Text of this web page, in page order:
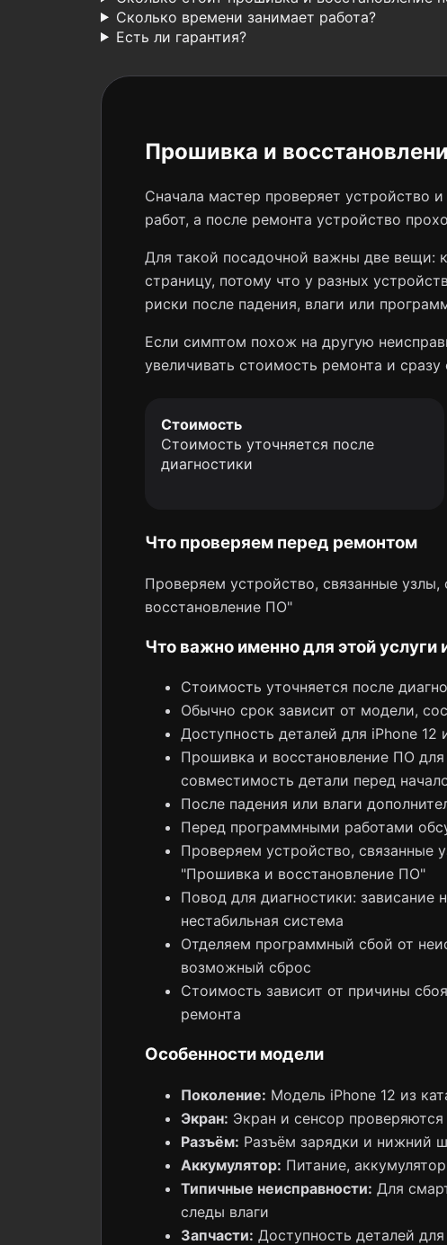
Сколько времени занимает работа?
Есть ли гарантия?
Прошивка и
Сначала мастер проверяет устройство
работ, а после ремонта устройство
Для такой посадочной важны две вещи:
страницу, потому что у разных
риски после падения, влаги или
Если симптом похож на другую
увеличивать стоимость ремонта и
Стоимость
Стоимость уточняется после
диагностики
Что проверяем перед ремонтом
Проверяем устройство, связанные
восстановление ПО"
Что важно именно для этой услуги
Стоимость уточняется после
Обычно срок зависит от модели,
Доступность деталей для iPhone
Прошивка и восстановление ПО
совместимость детали перед
После падения или влаги
Перед программными работами
Проверяем устройство, связанные
"Прошивка и восстановление ПО"
Повод для диагностики: зависание
нестабильная система
Отделяем программный сбой от
возможный сброс
Стоимость зависит от причины
ремонта
Особенности модели
Поколение: Модель iPhone 12 из
Экран: Экран и сенсор
Разъём: Разъём зарядки и нижний
Аккумулятор: Питание,
Типичные неисправности: Для
следы влаги
Запчасти: Доступность деталей